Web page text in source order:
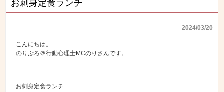
お刺身定食ランチ
2024/03/20
こんにちは。
のりぷろ＠行動心理士MCのりさんです。
お刺身定食ランチ